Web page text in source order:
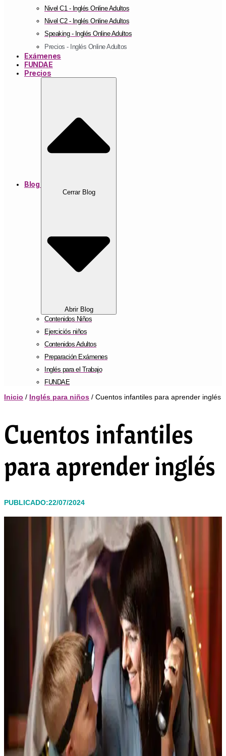
Nivel C1 - Inglés Online Adultos
Nivel C2 - Inglés Online Adultos
Speaking - Inglés Online Adultos
Precios - Inglés Online Adultos
Exámenes
FUNDAE
Precios
Blog
Cerrar Blog
Abrir Blog
Contenidos Niños
Ejerciciós niños
Contenidos Adultos
Preparación Exámenes
Inglés para el Trabajo
FUNDAE
Inicio / Inglés para niños / Cuentos infantiles para aprender inglés
Cuentos infantiles
para aprender inglés
PUBLICADO:22/07/2024